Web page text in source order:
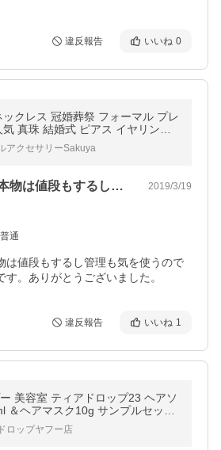
違反報告 いいね 0
クレス 冠婚葬祭 フォーマル プレ
真珠 結婚式 ピアス イヤリング
園 お葬式 8mm42cm セット
アクセサリーSakuya
とてもいいです。本物は値段もするし管理… 2019/3/19
普通
は値段もするし管理も気を使うので
す。ありがとうございました。
違反報告 いいね 1
美容室 ティアドロップ23 ヘアソ
＆ヘアマスク10g サンプルセット
DROP23 ポイント消化 旅行 トラ
おきシャンプー
ロップヤフー店